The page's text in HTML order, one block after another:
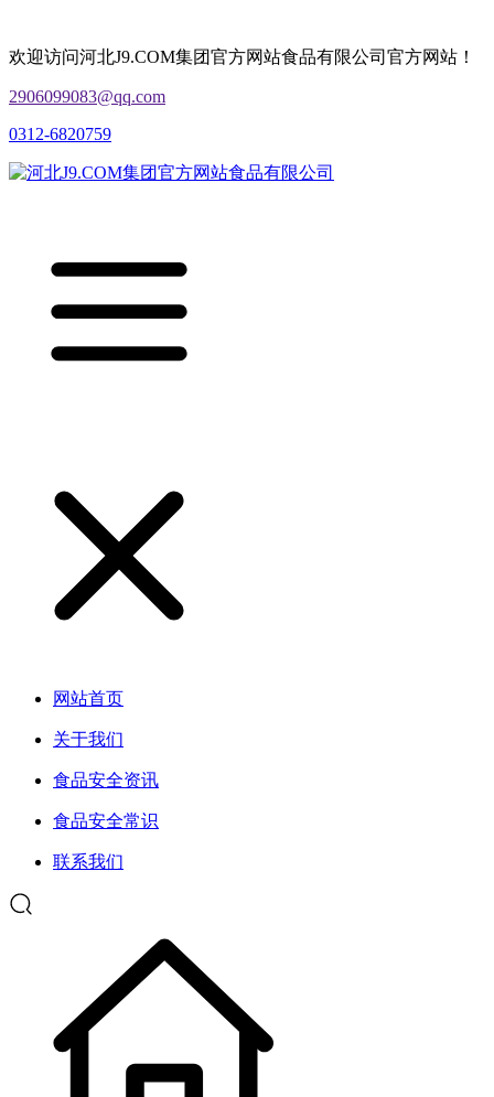
欢迎访问河北J9.COM集团官方网站食品有限公司官方网站！
2906099083@qq.com
0312-6820759
网站首页
关于我们
食品安全资讯
食品安全常识
联系我们